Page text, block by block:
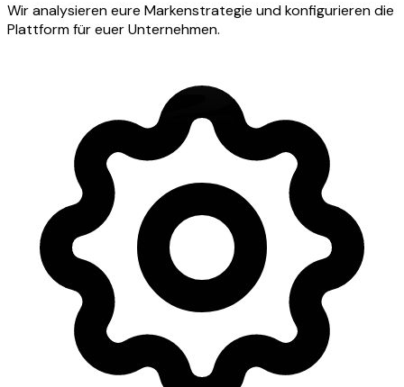
Wir analysieren eure Markenstrategie und konfigurieren die
Plattform für euer Unternehmen.
02